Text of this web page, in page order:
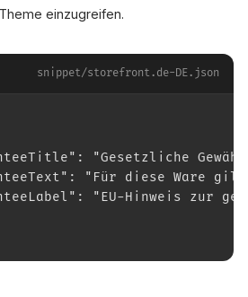
einzugreifen.
snippet/storefront.de-DE.json
"Gesetzliche
"Für diese Ware gilt
"EU-Hinweis zur